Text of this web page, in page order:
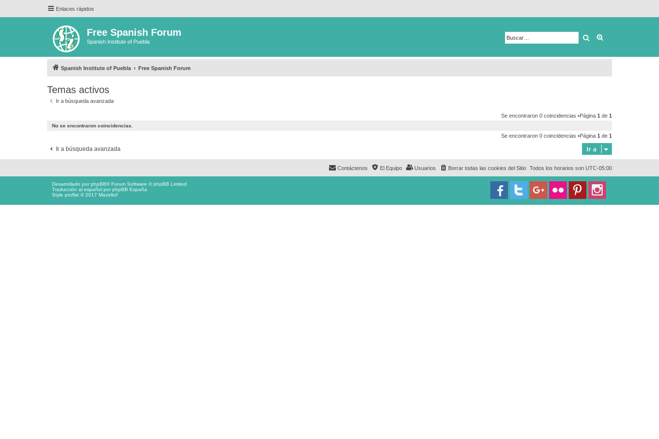
Enlaces rápidos
Free Spanish Forum
Spanish Institute of Puebla Buscar
Spanish Institute of Puebla Free Spanish Forum
Temas activos
Ir a búsqueda avanzada
Se encontraron 0 coincidencias •Página 1 de 1
No se encontraron coincidencias.
Se encontraron 0 coincidencias •Página 1 de 1
Ir a búsqueda avanzada Ir a
Todos los horarios son UTC-05:00
Borrar todas las cookies del Sitio
Usuarios
El Equipo
Contáctenos
Desarrollado porphpBB® Forum Software © phpBB Limited
Traducción al español porphpBB España
Style proflat © 2017 Mazeltof